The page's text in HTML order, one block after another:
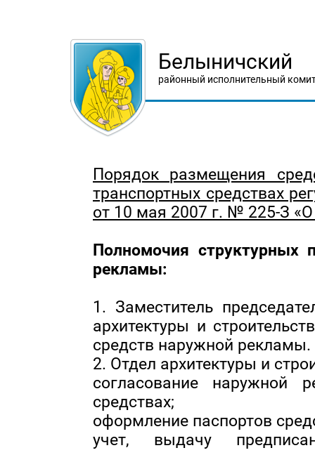
Белыничский
районный исполнительный
Порядок размещения
транспортных средствах
от 10 мая 2007 г. № 225-З
Полномочия структурных
рекламы:
1. Заместитель
архитектуры и
средств наружной рекламы.
2. Отдел архитектуры и
согласование наружной
средствах;
оформление паспортов
учет, выдачу